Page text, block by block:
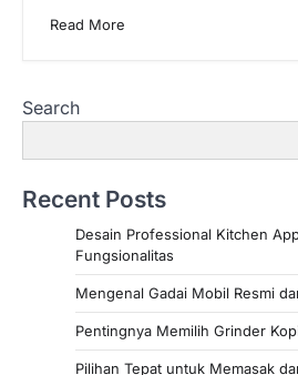
Read More
Search
Recent Posts
Desain Professional Kitchen
Fungsionalitas
Mengenal Gadai Mobil Resmi
Pentingnya Memilih Grinder
Pilihan Tepat untuk Memasak